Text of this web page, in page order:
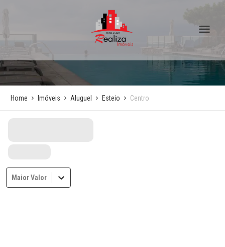
Home Imóveis Aluguel Esteio Centro
Maior Valor